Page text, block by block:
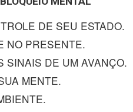
DE SEU ESTADO.
NO PRESENTE.
SINAIS DE UM AVANÇO.
MENTE.